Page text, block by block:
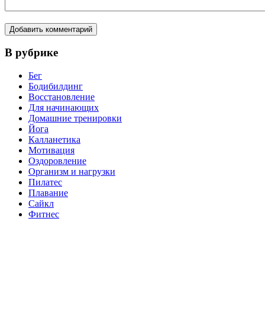
В рубрике
Бег
Бодибилдинг
Восстановление
Для начинающих
Домашние тренировки
Йога
Калланетика
Мотивация
Оздоровление
Организм и нагрузки
Пилатес
Плавание
Сайкл
Фитнес